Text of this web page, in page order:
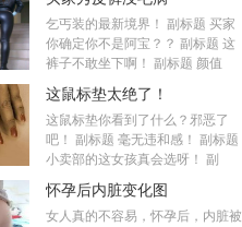
乞丐装的最新境界！ 副标题 买家
你确定你不是阿宝？？ 副标题 这
裤子不敢坐下啊！ 副标题 颜值
这鼠标垫太绝了！
这鼠标垫你看到了什么？邪恶了
吧！ 副标题 毫无违和感！ 副标题
小卖部的这女孩真会选呀！ 副
怀孕后内脏变化图
女人真的不容易，怀孕后，内脏被